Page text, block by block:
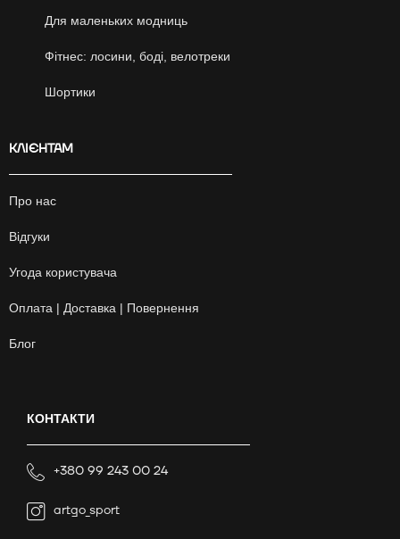
Для маленьких модниць
Фітнес: лосини, боді, велотреки
Шортики
КЛІЄНТАМ
Про нас
Відгуки
Угода користувача
Оплата | Доставка | Повернення
Блог
КОНТАКТИ
+380 99 243 00 24
artgo_sport